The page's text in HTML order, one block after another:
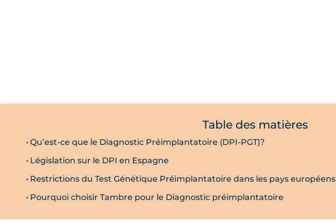
Table des matières
Qu’est-ce que le Diagnostic Préimplantatoire (DPI-PGT)?
Législation sur le DPI en Espagne
Restrictions du Test Génétique Préimplantatoire dans les pays européens
Pourquoi choisir Tambre pour le Diagnostic préimplantatoire